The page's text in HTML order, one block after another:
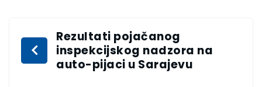
Rezultati pojačanog
inspekcijskog nadzora na
auto-pijaci u Sarajevu